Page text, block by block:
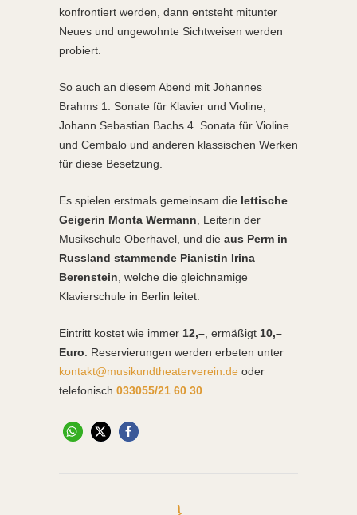
konfrontiert werden, dann entsteht mitunter
Neues und ungewohnte Sichtweisen werden
probiert.
So auch an diesem Abend mit Johannes
Brahms 1. Sonate für Klavier und Violine,
Johann Sebastian Bachs 4. Sonata für Violine
und Cembalo und anderen klassischen Werken
für diese Besetzung.
Es spielen erstmals gemeinsam die lettische
Geigerin Monta Wermann , Leiterin der
Musikschule Oberhavel, und die aus Perm in
Russland stammende Pianistin Irina
Berenstein , welche die gleichnamige
Klavierschule in Berlin leitet.
Eintritt kostet wie immer 12,– , ermäßigt 10,–
Euro . Reservierungen werden erbeten unter
kontakt@musikundtheaterverein.de oder
telefonisch 033055/21 60 30